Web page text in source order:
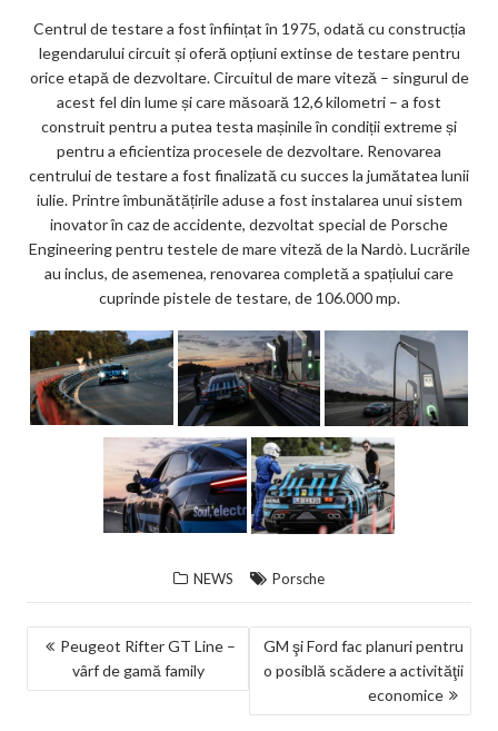
Centrul de testare a fost înființat în 1975, odată cu construcția
legendarului circuit și oferă opțiuni extinse de testare pentru
orice etapă de dezvoltare. Circuitul de mare viteză – singurul de
acest fel din lume și care măsoară 12,6 kilometri – a fost
construit pentru a putea testa mașinile în condiții extreme și
pentru a eficientiza procesele de dezvoltare. Renovarea
centrului de testare a fost finalizată cu succes la jumătatea lunii
iulie. Printre îmbunătățirile aduse a fost instalarea unui sistem
inovator în caz de accidente, dezvoltat special de Porsche
Engineering pentru testele de mare viteză de la Nardò. Lucrările
au inclus, de asemenea, renovarea completă a spațiului care
cuprinde pistele de testare, de 106.000 mp.
NEWS Porsche
NAVIGARE
Peugeot Rifter GT Line –
vârf de gamă family
GM şi Ford fac planuri pentru
o posiblă scădere a activităţii
economice